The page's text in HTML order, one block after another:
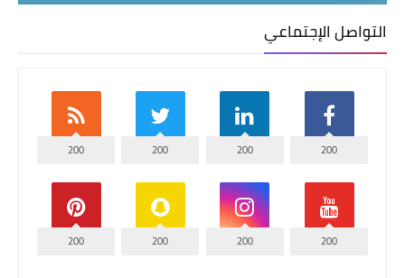
التواصل الإجتماعي
200
200
200
200
200
200
200
200